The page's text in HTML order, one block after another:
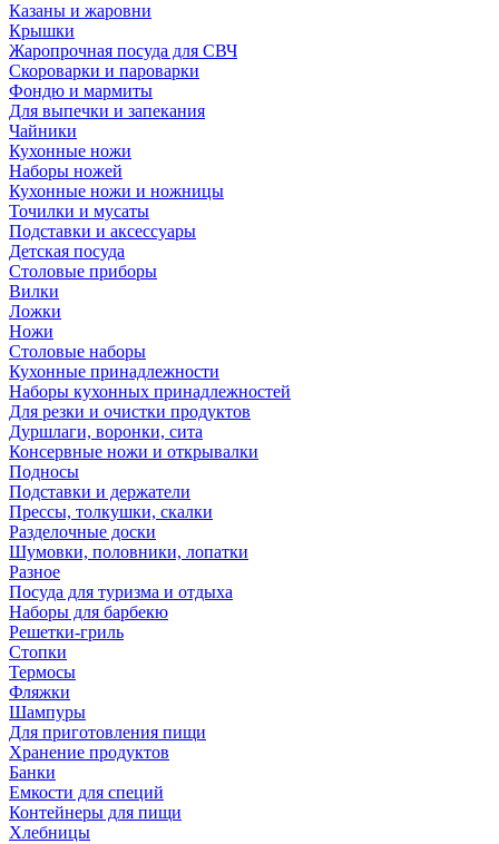
Казаны и жаровни
Крышки
Жаропрочная посуда для СВЧ
Скороварки и пароварки
Фондю и мармиты
Для выпечки и запекания
Чайники
Кухонные ножи
Наборы ножей
Кухонные ножи и ножницы
Точилки и мусаты
Подставки и аксессуары
Детская посуда
Столовые приборы
Вилки
Ложки
Ножи
Столовые наборы
Кухонные принадлежности
Наборы кухонных принадлежностей
Для резки и очистки продуктов
Дуршлаги, воронки, сита
Консервные ножи и открывалки
Подносы
Подставки и держатели
Прессы, толкушки, скалки
Разделочные доски
Шумовки, половники, лопатки
Разное
Посуда для туризма и отдыха
Наборы для барбекю
Решетки-гриль
Стопки
Термосы
Фляжки
Шампуры
Для приготовления пищи
Хранение продуктов
Банки
Емкости для специй
Контейнеры для пищи
Хлебницы